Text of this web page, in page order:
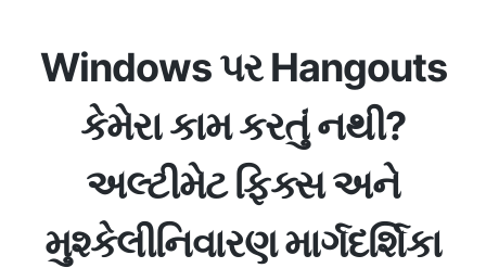
Windows પર Hangouts
કેમેરા કામ કરતું નથી?
અલ્ટીમેટ ફિક્સ અને
મુશ્કેલીનિવારણ માર્ગદર્શિકા